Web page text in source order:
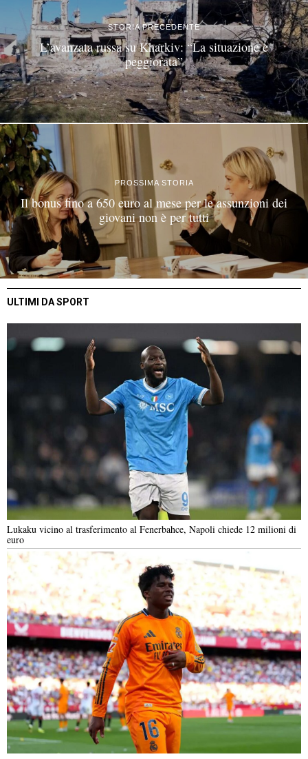
STORIA PRECEDENTE
L’avanzata russa su Kharkiv: “La situazione è
peggiorata”
PROSSIMA STORIA
Il bonus fino a 650 euro al mese per le assunzioni dei
giovani non è per tutti
ULTIMI DA SPORT
Lukaku vicino al trasferimento al Fenerbahce, Napoli chiede 12 milioni di
euro